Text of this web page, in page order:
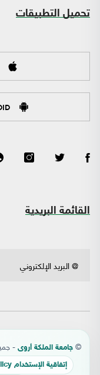
تحميل التطبيقات
القائمة البريدية
© جامعة الملكة أروى -
إتفاقية الإستخدام Privacy Policy